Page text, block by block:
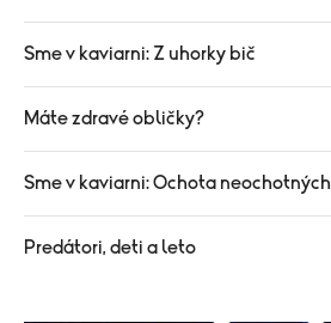
Sme v kaviarni: Z uhorky bič
Máte zdravé obličky?
Sme v kaviarni: Ochota neochotných
Predátori, deti a leto